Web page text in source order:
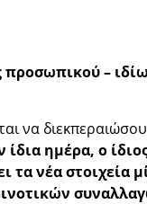
προσωπικού –
να
ίδια ημέρα, ο
νέα στοιχεία